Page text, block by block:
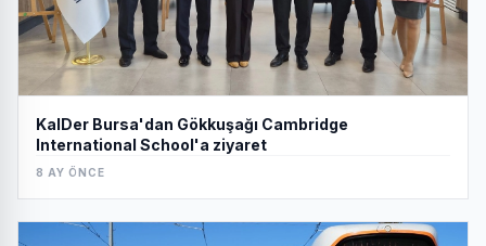
KalDer Bursa'dan Gökkuşağı Cambridge
International School'a ziyaret
8 AY ÖNCE